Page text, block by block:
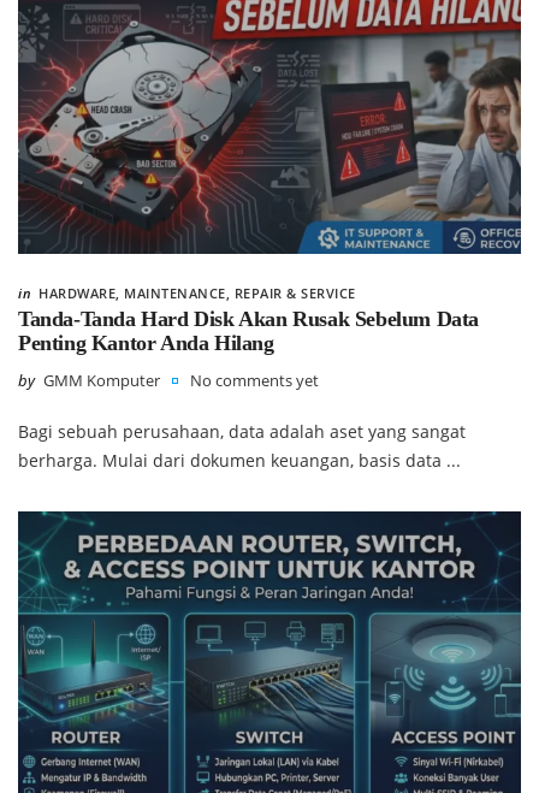
in HARDWARE MAINTENANCE REPAIR & SERVICE
Tanda-Tanda Hard Disk Akan Rusak Sebelum Data
Penting Kantor Anda Hilang
by GMM Komputer No comments yet
Bagi sebuah perusahaan, data adalah aset yang sangat
berharga. Mulai dari dokumen keuangan, basis data ...